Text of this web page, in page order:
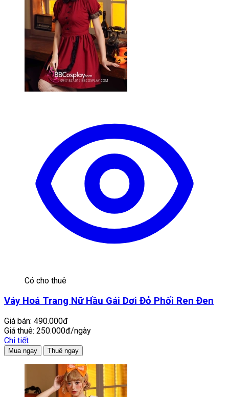
Có cho thuê
Váy Hoá Trang Nữ Hầu Gái Dơi Đỏ Phối Ren Đen
Giá bán: 490.000đ
Giá thuê: 250.000đ/ngày
Chi tiết
Mua ngay Thuê ngay